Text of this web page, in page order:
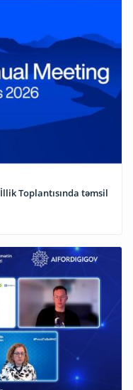
Toplantısında təmsil